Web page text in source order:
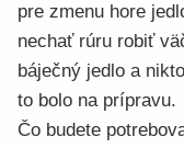
pre zmenu hore
nechať rúru robiť
báječný jedlo a
to bolo na prípravu.
Čo budete